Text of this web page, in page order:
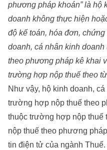
phương pháp khoán” là hộ
doanh không thực hiện
độ kế toán, hóa đơn,
doanh, cá nhân kinh
theo phương pháp kê khai
trường hợp nộp thuế theo
Như vậy, hộ kinh doanh,
trường hợp nộp thuế theo
thuộc trường hợp nộp thuế
nộp thuế theo phương
tin điện tử của ngành Thuế.